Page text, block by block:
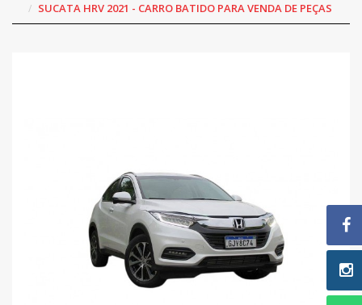
SUCATA HRV 2021 - CARRO BATIDO PARA VENDA DE PEÇAS